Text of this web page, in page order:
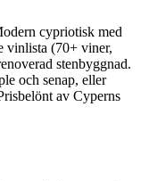
cypriotisk med
vinlista (70+ viner,
stenbyggnad.
och senap, eller
av Cyperns